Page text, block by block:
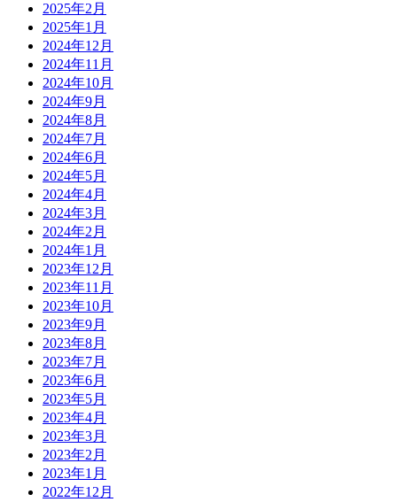
2025年2月
2025年1月
2024年12月
2024年11月
2024年10月
2024年9月
2024年8月
2024年7月
2024年6月
2024年5月
2024年4月
2024年3月
2024年2月
2024年1月
2023年12月
2023年11月
2023年10月
2023年9月
2023年8月
2023年7月
2023年6月
2023年5月
2023年4月
2023年3月
2023年2月
2023年1月
2022年12月